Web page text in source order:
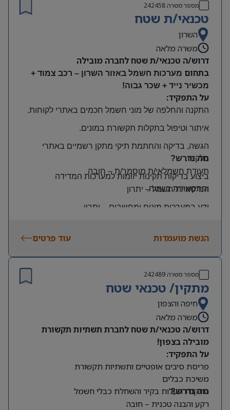
קרן השתלמות ובונוסים
עובד חברה מהיום הראשון
מיקום: חדרה
מספר משרה242458
טכנאי/ת שטח
השרון
משרה מלאה
דרוש/ה טכנאי/ת שטח לחברה מובילה
בתחום מערכות חשמל באזור השרון – רכב צמוד +
מכשיר נייד + שכר גבוה!
על התפקיד:
התקנה והחלפה של מוני חשמל חכמים באתרי לקוחות.
איתור וטיפול בתקלות תקשורת במונים.
הגשה, בדיקה והחתמת תיקי מתקן רשמיים באתרי
הלקוח.
ביצוע בדיקות תקינות יזומות למערכות המדידה
והתקשורת בשטח.
מה נדרש?
תעודת חשמלאי/ת מוסמך/ת – חובה
הנדסאי/ת חשמל– יתרון
ידע במערכות מונים ומחשבים יתרון
היקף משרה:
משרה מלאה | ימים: א’-ה’ | שעות: 8:00–17:00
תנאים:
רכב צמוד וטלפון סלולרי
שכר גבוה
מיקום: קדימה צורן
הגשת מועמדות עוד פרטים
מספר משרה242489
מתקין/ טכנאי שטח
חיפה והצפון
משרה מלאה
דרוש/ה טכנאי/ת שטח לחברת תשתיות תקשורת
מובילה בצפון!
על התפקיד:
פריסת סיבים אופטיים ותשתיות תקשורת
משיכת כבלים
התקנת תעלות בקיר והשחלת כבלי חשמל
מה נדרש?
רקע והבנה טכנית – חובה